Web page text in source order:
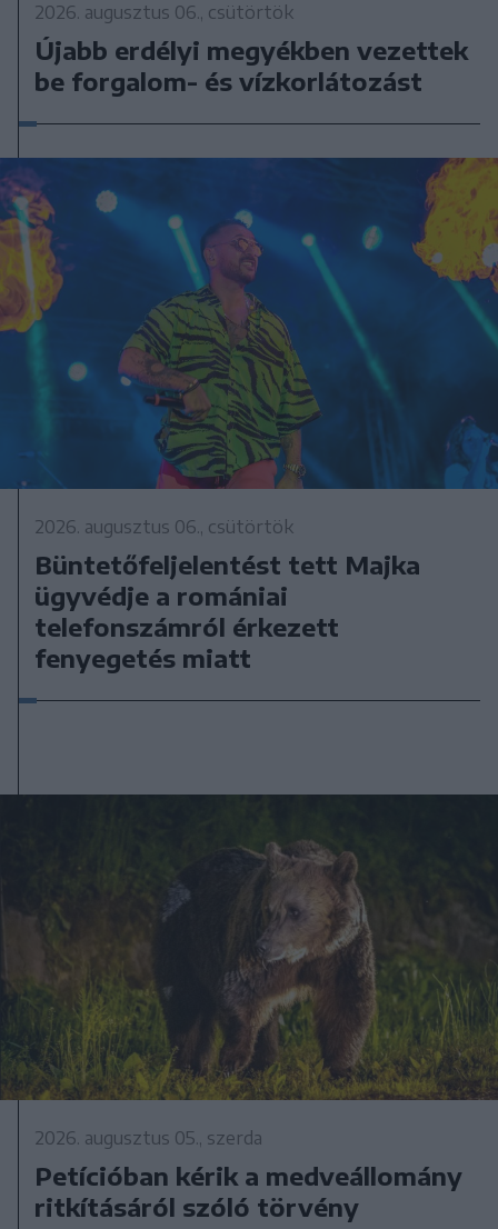
2026. augusztus 06., csütörtök
Újabb erdélyi megyékben vezettek
be forgalom- és vízkorlátozást
2026. augusztus 06., csütörtök
Büntetőfeljelentést tett Majka
ügyvédje a romániai
telefonszámról érkezett
fenyegetés miatt
2026. augusztus 05., szerda
Petícióban kérik a medveállomány
ritkításáról szóló törvény